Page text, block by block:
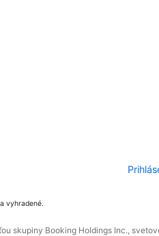
vyhradené.
skupiny Booking Holdings Inc.,